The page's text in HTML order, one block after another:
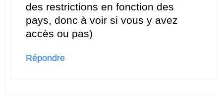
des restrictions en fonction des
pays, donc à voir si vous y avez
accès ou pas)
Répondre